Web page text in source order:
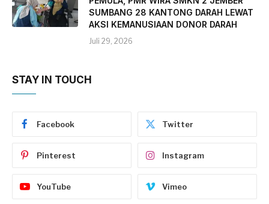
SUMBANG 28 KANTONG DARAH LEWAT
AKSI KEMANUSIAAN DONOR DARAH
Juli 29, 2026
STAY IN TOUCH
Facebook Twitter
Pinterest Instagram
YouTube Vimeo